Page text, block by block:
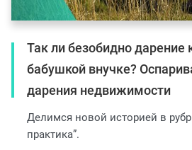
Так ли безобидно дарение
бабушкой внучке?
дарения недвижимости
Делимся новой историей в
практика”.